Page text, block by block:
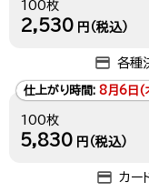
100枚
2,530 円（税込）
各種
仕上がり時間: 8月6日(
100枚
5,830 円（税込）
カー